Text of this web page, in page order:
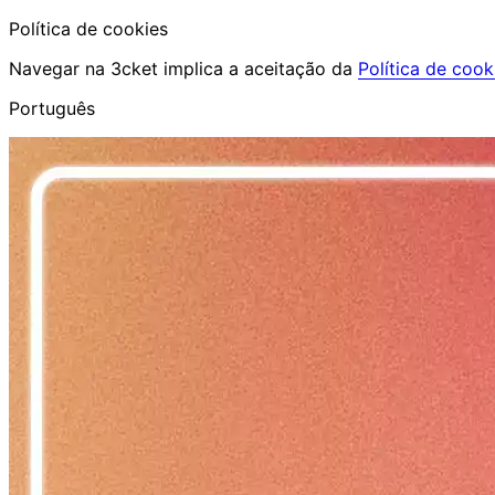
Política de cookies
Navegar na 3cket implica a aceitação da Política de
Português